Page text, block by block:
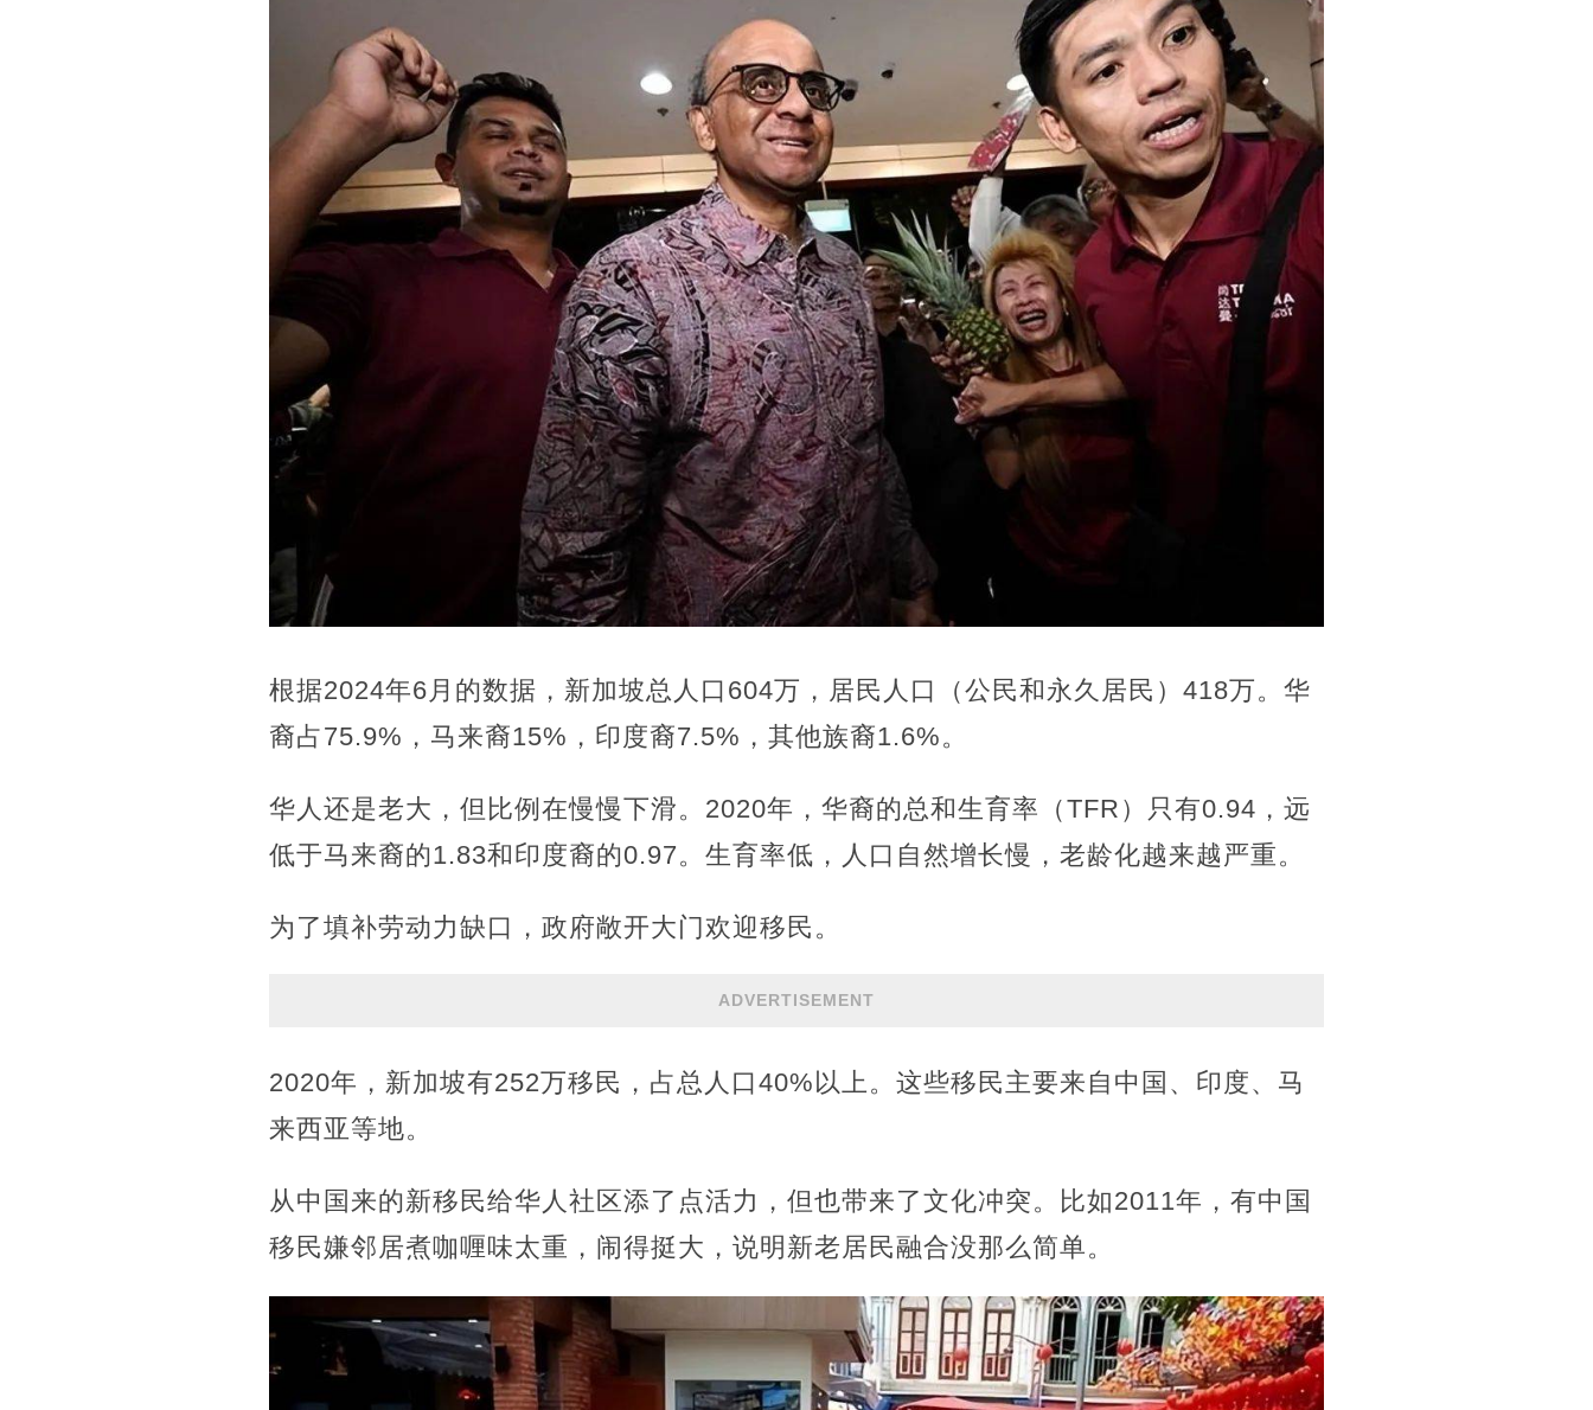
根据2024年6月的数据，新加坡总人口604万，居民人口（公民和永久居民）418万。华
裔占75.9%，马来裔15%，印度裔7.5%，其他族裔1.6%。
华人还是老大，但比例在慢慢下滑。2020年，华裔的总和生育率（TFR）只有0.94，远
低于马来裔的1.83和印度裔的0.97。生育率低，人口自然增长慢，老龄化越来越严重。
为了填补劳动力缺口，政府敞开大门欢迎移民。
ADVERTISEMENT
2020年，新加坡有252万移民，占总人口40%以上。这些移民主要来自中国、印度、马
来西亚等地。
从中国来的新移民给华人社区添了点活力，但也带来了文化冲突。比如2011年，有中国
移民嫌邻居煮咖喱味太重，闹得挺大，说明新老居民融合没那么简单。